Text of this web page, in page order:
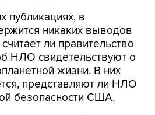
публикациях, в
никаких выводов
ли правительство
НЛО свидетельствуют о
жизни. В них
представляют ли НЛО
безопасности США.